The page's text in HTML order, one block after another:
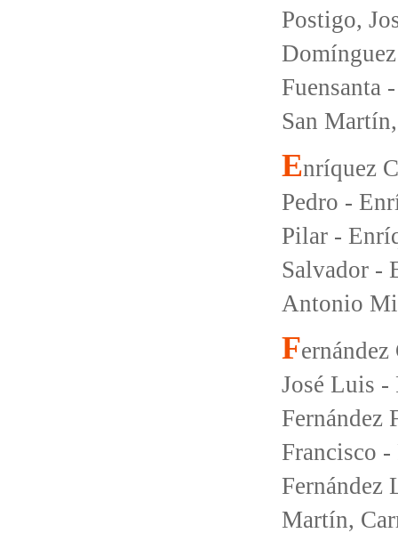
Postigo,
Fuensanta
San
Enríquez
Pedro -
Pilar -
Salvador -
Antonio
F
José Luis -
Fernández
Francisco -
Fernández
Martín,